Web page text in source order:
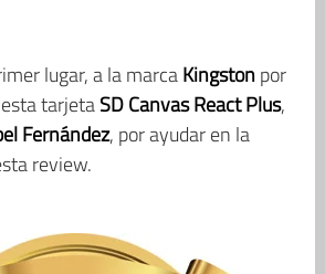
lugar, a la marcaKingstonpor
tarjetaSD Canvas React Plus,
Fernández, por ayudar en la
review.